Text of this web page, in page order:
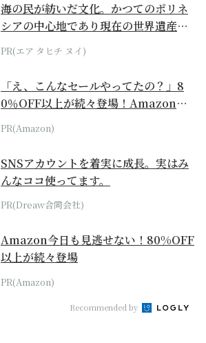
海の民が紡いだ文化。かつてのポリネ
シアの中心地であり現在の世界遺産か
らみえてくる...
PR(エア タヒチ ヌイ)
「え、こんなセールやってたの？」8
0％OFF以上が続々登場！Amazonの
本気が...
PR(Amazon)
SNSアカウントを着実に成長。実はみ
んなココ使ってます。
PR(Dreaw合同会社)
Amazon今日も見逃せない！80%OFF
以上が続々登場
PR(Amazon)
Recommended by